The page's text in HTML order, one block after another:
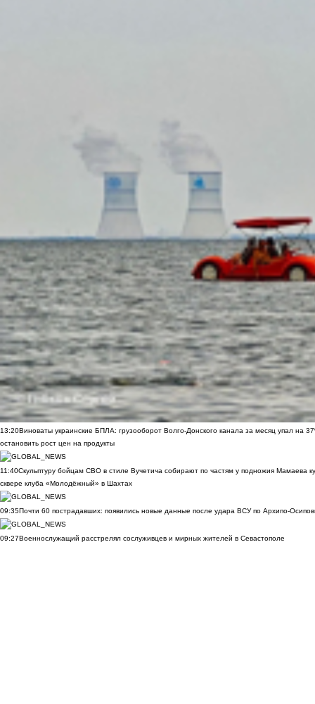
13:20Виноваты украинские БПЛА: грузооборот Волго-Донского канала за месяц упал на
остановить рост цен на продукты
11:40Скульптуру бойцам СВО в стиле Вучетича собирают по частям у подножия Мамаева
сквере клуба «Молодёжный» в Шахтах
09:35Почти 60 пострадавших: появились новые данные после удара ВСУ по Архипо-
09:27Военнослужащий расстрелял сослуживцев и мирных жителей в Севастополе